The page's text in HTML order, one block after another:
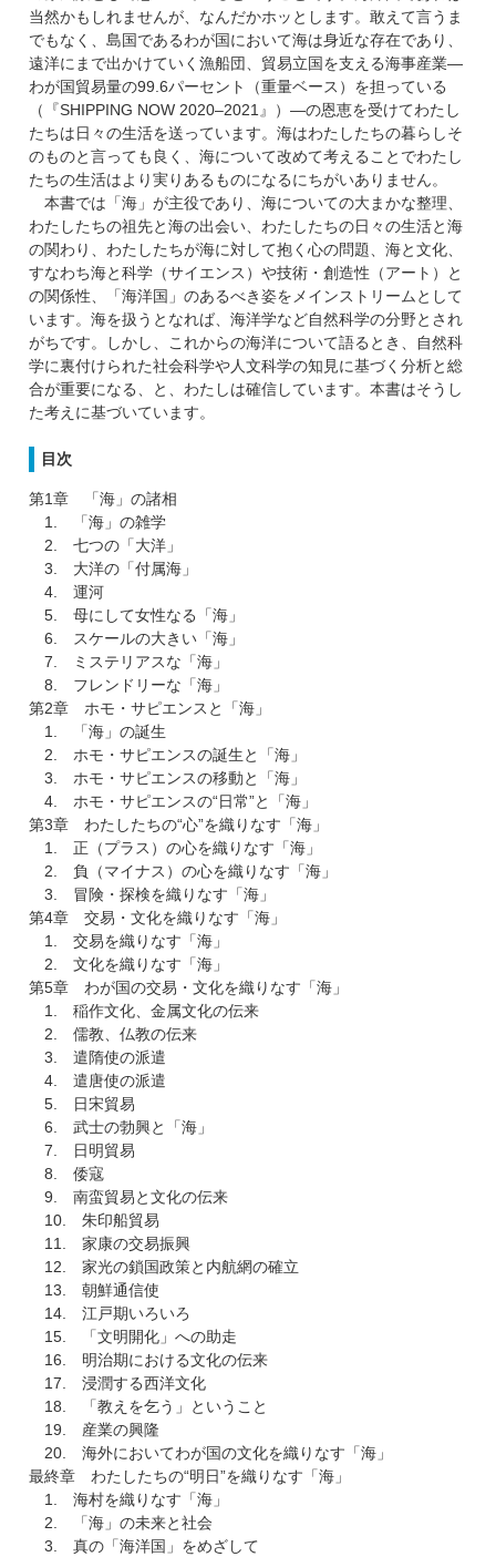
当然かもしれませんが、なんだかホッとします。敢えて言うま
でもなく、島国であるわが国において海は身近な存在であり、
遠洋にまで出かけていく漁船団、貿易立国を支える海事産業―
わが国貿易量の99.6パーセント（重量ベース）を担っている
（『SHIPPING NOW 2020–2021』）―の恩恵を受けてわたし
たちは日々の生活を送っています。海はわたしたちの暮らしそ
のものと言っても良く、海について改めて考えることでわたし
たちの生活はより実りあるものになるにちがいありません。
本書では「海」が主役であり、海についての大まかな整理、
わたしたちの祖先と海の出会い、わたしたちの日々の生活と海
の関わり、わたしたちが海に対して抱く心の問題、海と文化、
すなわち海と科学（サイエンス）や技術・創造性（アート）と
の関係性、「海洋国」のあるべき姿をメインストリームとして
います。海を扱うとなれば、海洋学など自然科学の分野とされ
がちです。しかし、これからの海洋について語るとき、自然科
学に裏付けられた社会科学や人文科学の知見に基づく分析と総
合が重要になる、と、わたしは確信しています。本書はそうし
た考えに基づいています。
目次
第1章 「海」の諸相
1. 「海」の雑学
2. 七つの「大洋」
3. 大洋の「付属海」
4. 運河
5. 母にして女性なる「海」
6. スケールの大きい「海」
7. ミステリアスな「海」
8. フレンドリーな「海」
第2章 ホモ・サピエンスと「海」
1. 「海」の誕生
2. ホモ・サピエンスの誕生と「海」
3. ホモ・サピエンスの移動と「海」
4. ホモ・サピエンスの“日常”と「海」
第3章 わたしたちの“心”を織りなす「海」
1. 正（プラス）の心を織りなす「海」
2. 負（マイナス）の心を織りなす「海」
3. 冒険・探検を織りなす「海」
第4章 交易・文化を織りなす「海」
1. 交易を織りなす「海」
2. 文化を織りなす「海」
第5章 わが国の交易・文化を織りなす「海」
1. 稲作文化、金属文化の伝来
2. 儒教、仏教の伝来
3. 遣隋使の派遣
4. 遣唐使の派遣
5. 日宋貿易
6. 武士の勃興と「海」
7. 日明貿易
8. 倭寇
9. 南蛮貿易と文化の伝来
10. 朱印船貿易
11. 家康の交易振興
12. 家光の鎖国政策と内航網の確立
13. 朝鮮通信使
14. 江戸期いろいろ
15. 「文明開化」への助走
16. 明治期における文化の伝来
17. 浸潤する西洋文化
18. 「教えを乞う」ということ
19. 産業の興隆
20. 海外においてわが国の文化を織りなす「海」
最終章 わたしたちの“明日”を織りなす「海」
1. 海村を織りなす「海」
2. 「海」の未来と社会
3. 真の「海洋国」をめざして